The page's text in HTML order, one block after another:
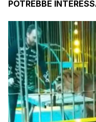
POTREBBE